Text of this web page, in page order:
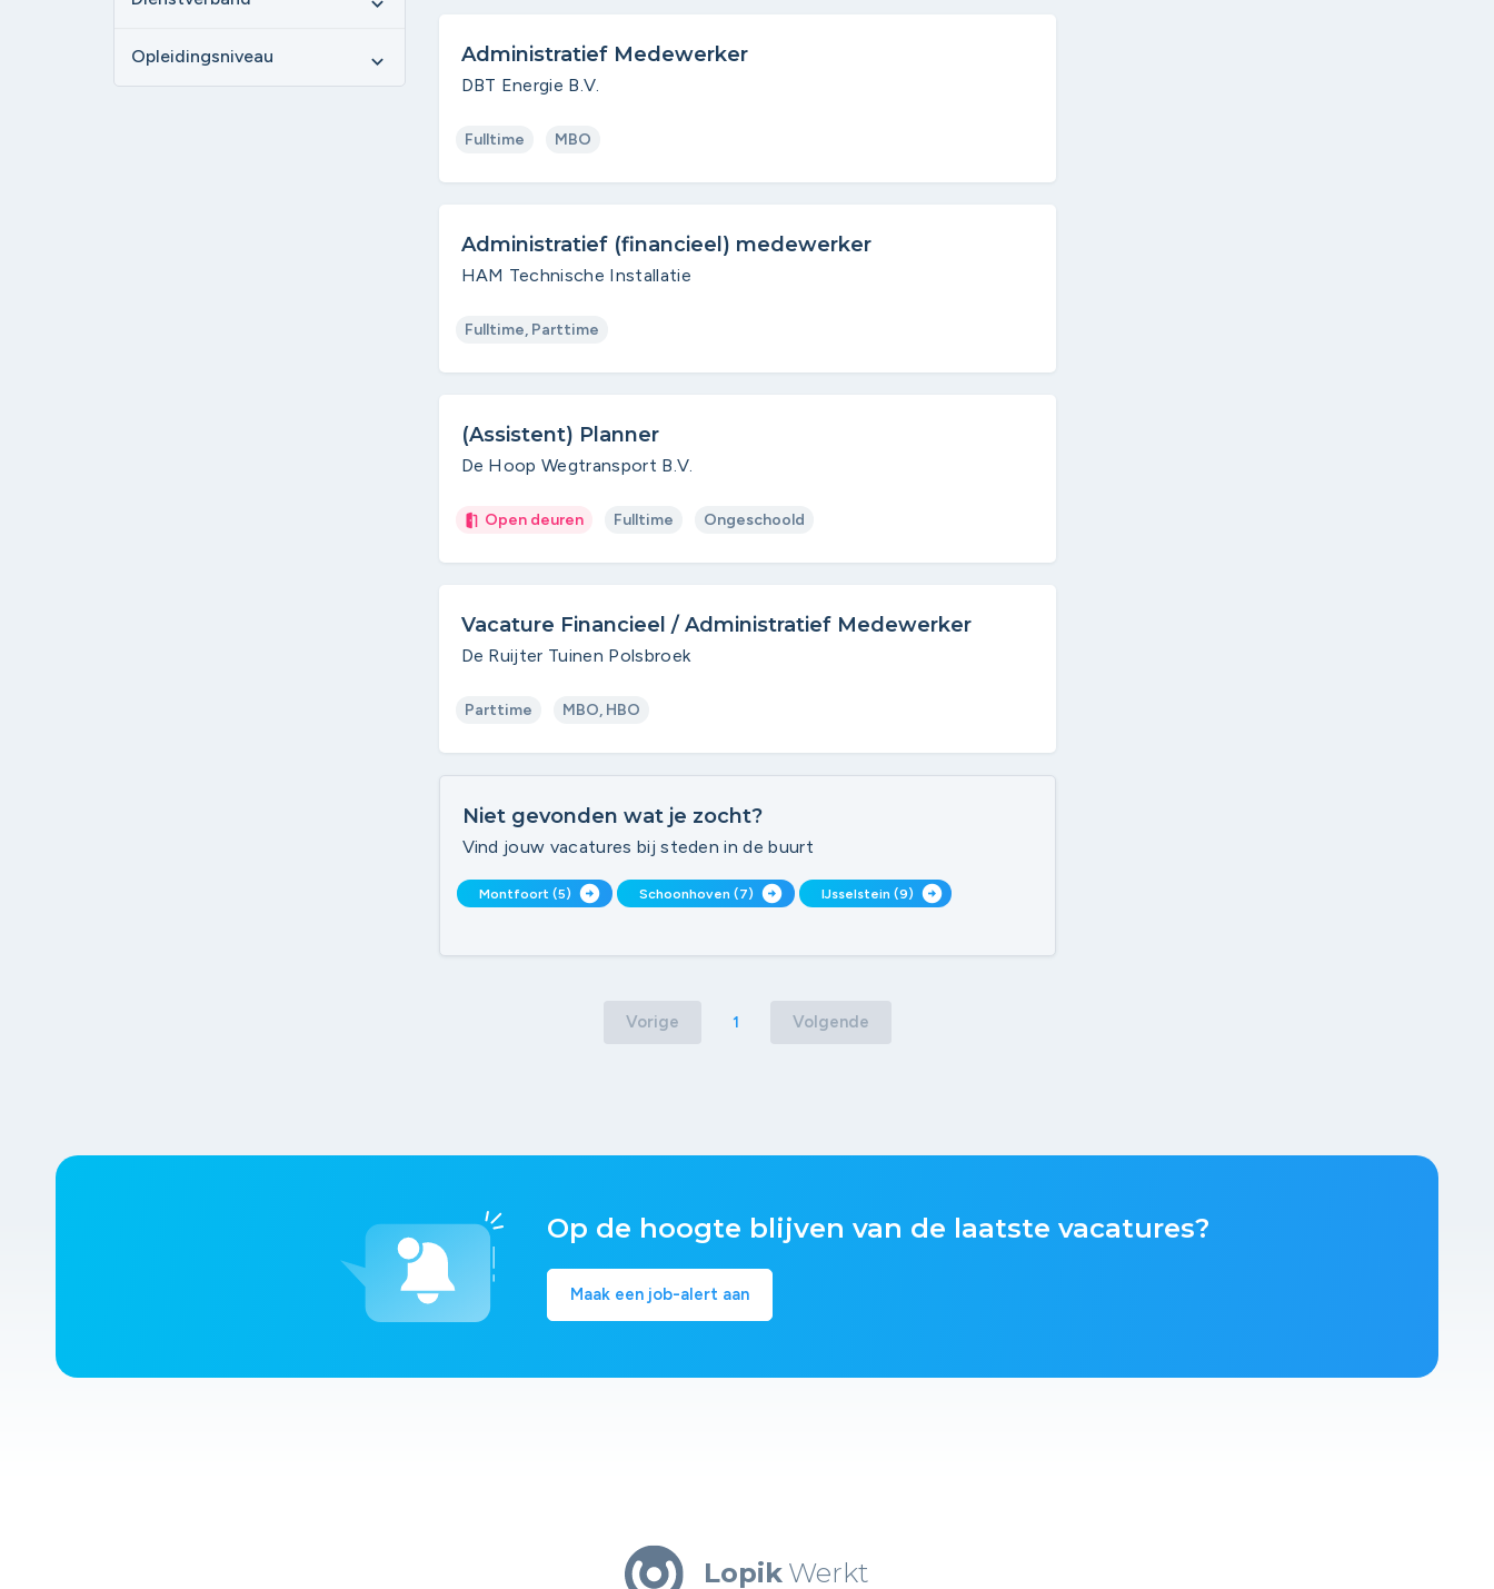
Opleidingsniveau expand_more Administratief Medewerker
DBT Energie B.V.
Fulltime MBO
Administratief (financieel) medewerker
HAM Technische Installatie
Fulltime, Parttime
(Assistent) Planner
De Hoop Wegtransport B.V.
Open deuren Fulltime Ongeschoold
Vacature Financieel / Administratief Medewerker
De Ruijter Tuinen Polsbroek
Parttime MBO, HBO
Niet gevonden wat je zocht?
Vind jouw vacatures bij steden in de buurt
Montfoort (5) arrow_circle_right Schoonhoven (7) arrow_circle_right IJsselstein (9) arrow_circle_right
Vorige 1 Volgende
Op de hoogte blijven van de laatste vacatures?
Maak een job-alert aan
Lopik Werkt